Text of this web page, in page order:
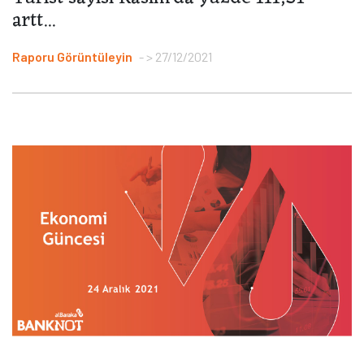
artt...
Raporu Görüntüleyin > 27/12/2021